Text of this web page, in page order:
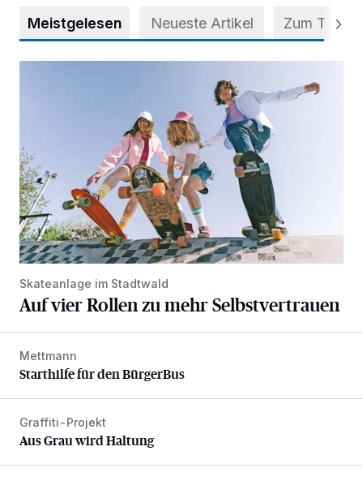
Meistgelesen Neueste Artikel Zum Thema
Skateanlage im Stadtwald
Auf vier Rollen zu mehr Selbstvertrauen
Starthilfe für den BürgerBus
Mettmann
Starthilfe für den BürgerBus
Aus Grau wird Haltung
Graffiti-Projekt
Aus Grau wird Haltung